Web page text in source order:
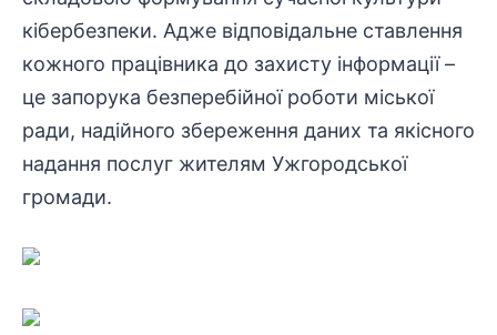
кібербезпеки. Адже відповідальне ставлення
кожного працівника до захисту інформації –
це запорука безперебійної роботи міської
ради, надійного збереження даних та якісного
надання послуг жителям Ужгородської
громади.